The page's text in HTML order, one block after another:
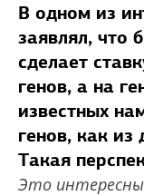
В одном из
заявлял, что
сделает
генов, а на
известных
генов, как из
Такая
Это